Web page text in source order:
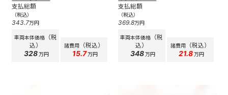
支払総額
（税込）
343.7万円
車両本体価格（税
込）
328万円
諸費用（税込）
15.7万円
支払総額
（税込）
369.8万円
車両本体価格
（税
込）
348万円
諸費用（税込）
21.8万円